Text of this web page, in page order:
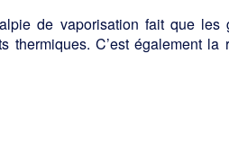
de vaporisation fait que
C’est également la